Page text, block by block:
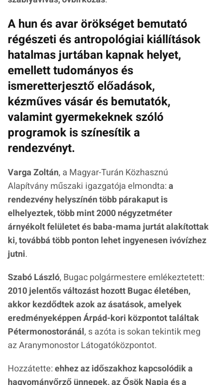
A hun és avar örökséget bemutató
régészeti és antropológiai kiállítások
hatalmas jurtában kapnak helyet,
emellett tudományos és
ismeretterjesztő előadások,
kézműves vásár és bemutatók,
valamint gyermekeknek szóló
programok is színesítik a
rendezvényt.
Varga Zoltán, a Magyar-Turán Közhasznú
Alapítvány műszaki igazgatója elmondta:a
rendezvény helyszínén több párakaput is
elhelyeztek, több mint 2000 négyzetméter
árnyékolt felületet és baba-mama jurtát alakítottak
ki, továbbá több ponton lehet ingyenesen ivóvízhez
jutni.
Szabó László, Bugac polgármestere emlékeztetett:
2010 jelentős változást hozott Bugac életében,
akkor kezdődtek azok az ásatások, amelyek
eredményeképpen Árpád-kori központot találtak
Pétermonostoránál, s azóta is sokan tekintik meg
az Aranymonostor Látogatóközpontot.
Hozzátette:ehhez az időszakhoz kapcsolódik a